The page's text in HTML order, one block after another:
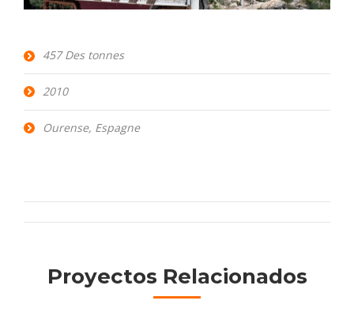
457 Des tonnes
2010
Ourense, Espagne
Navigation
commentaire
Proyectos Relacionados